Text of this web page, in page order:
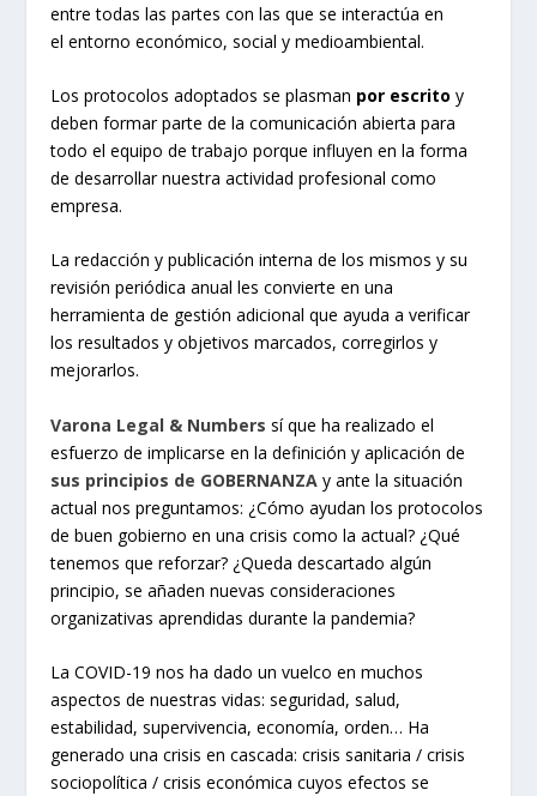
entre todas las partes con las que se interactúa en
el entorno económico, social y medioambiental.
Los protocolos adoptados se plasman por escrito y
deben formar parte de la comunicación abierta para
todo el equipo de trabajo porque influyen en la forma
de desarrollar nuestra actividad profesional como
empresa.
La redacción y publicación interna de los mismos y su
revisión periódica anual les convierte en una
herramienta de gestión adicional que ayuda a verificar
los resultados y objetivos marcados, corregirlos y
mejorarlos.
Varona Legal & Numbers sí que ha realizado el
esfuerzo de implicarse en la definición y aplicación de
sus principios de GOBERNANZA y ante la situación
actual nos preguntamos: ¿Cómo ayudan los protocolos
de buen gobierno en una crisis como la actual? ¿Qué
tenemos que reforzar? ¿Queda descartado algún
principio, se añaden nuevas consideraciones
organizativas aprendidas durante la pandemia?
La COVID-19 nos ha dado un vuelco en muchos
aspectos de nuestras vidas: seguridad, salud,
estabilidad, supervivencia, economía, orden… Ha
generado una crisis en cascada: crisis sanitaria / crisis
sociopolítica / crisis económica cuyos efectos se